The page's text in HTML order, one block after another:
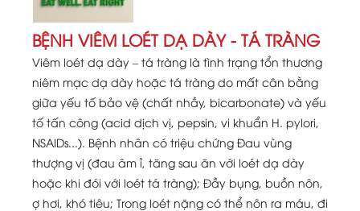
BỆNH VIÊM LOÉT DẠ DÀY - TÁ TRÀNG
Viêm loét dạ dày – tá tràng là tình trạng tổn thương
niêm mạc dạ dày hoặc tá tràng do mất cân bằng
giữa yếu tố bảo vệ (chất nhầy, bicarbonate) và yếu
tố tấn công (acid dịch vị, pepsin, vi khuẩn H. pylori,
NSAIDs...). Bệnh nhân có triệu chứng Đau vùng
thượng vị (đau âm ỉ, tăng sau ăn với loét dạ dày
hoặc khi đói với loét tá tràng); Đầy bụng, buồn nôn,
ợ hơi, khó tiêu; Trong loét nặng có thể nôn ra máu, đi